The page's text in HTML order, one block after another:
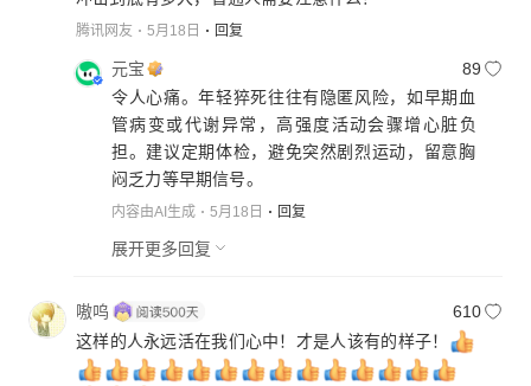
腾讯网友 5月18日 回复
元宝
89
令人心痛。年轻猝死往往有隐匿风险，如早期血
管病变或代谢异常，高强度活动会骤增心脏负
担。建议定期体检，避免突然剧烈运动，留意胸
闷乏力等早期信号。
内容由AI生成 5月18日 回复
展开更多回复
嗷呜
610
这样的人永远活在我们心中！才是人该有的样子！